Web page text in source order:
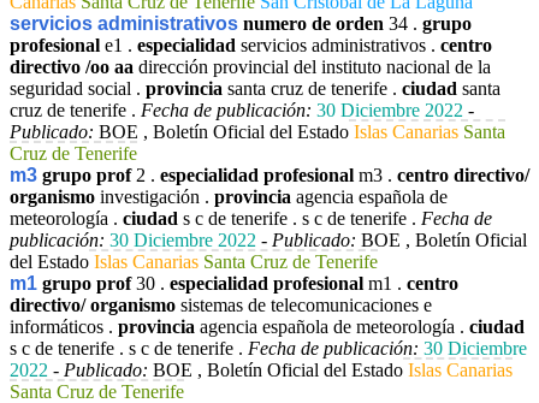
servicios administrativos numero de orden 34 . grupo
profesional e1 . especialidad servicios administrativos . centro
directivo /oo aa dirección provincial del instituto nacional de la
seguridad social . provincia santa cruz de tenerife . ciudad santa
cruz de tenerife . Fecha de publicación: 30 Diciembre 2022 -
Publicado: BOE , Boletín Oficial del Estado Islas Canarias Santa
Cruz de Tenerife
m3 grupo prof2 . especialidad profesional m3 . centro directivo/
organismo investigación . provincia agencia española de
meteorología . ciudad s c de tenerife . s c de tenerife . Fecha de
publicación: 30 Diciembre 2022 - Publicado: BOE , Boletín Oficial
del Estado Islas Canarias Santa Cruz de Tenerife
m1 grupo prof30 . especialidad profesional m1 . centro
directivo/ organismo sistemas de telecomunicaciones e
informáticos . provincia agencia española de meteorología . ciudad
s c de tenerife . s c de tenerife . Fecha de publicación: 30 Diciembre
2022 - Publicado: BOE , Boletín Oficial del Estado Islas Canarias
Santa Cruz de Tenerife